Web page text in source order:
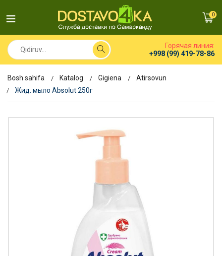
0
Горячая линия:
+998 (99) 419-78-86
Bosh sahifa Katalog Gigiena
Atirsovun
Жид. мыло Absolut 250г